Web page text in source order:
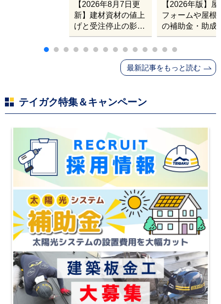
【2026年8月7日更
新】建材資材の値上
げと受注停止の影響
｜塗料・屋根材・シ
ンナー・断熱材・ル
ーフィングの値上げ
と材料入手困難・出
【2026年版】
フォームや屋根
の補助金・助成
業
最新記事をもっと読む
テイガク特集＆キャンペーン